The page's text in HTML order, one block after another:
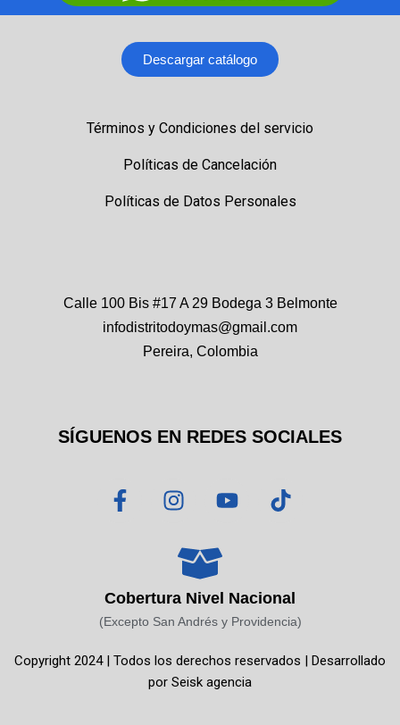
Descargar catálogo
Términos y Condiciones del servicio
Políticas de Cancelación
Políticas de Datos Personales
Calle 100 Bis #17 A 29 Bodega 3 Belmonte
infodistritodoymas@gmail.com
Pereira, Colombia
SÍGUENOS EN REDES SOCIALES
F
a
o
o
-
I
n
t
a
g
r
m
Y
o
b
e
T
i
k
Cobertura Nivel Nacional
(Excepto San Andrés y Providencia)
Copyright 2024 | Todos los derechos reservados | Desarrollado
por Seisk agencia